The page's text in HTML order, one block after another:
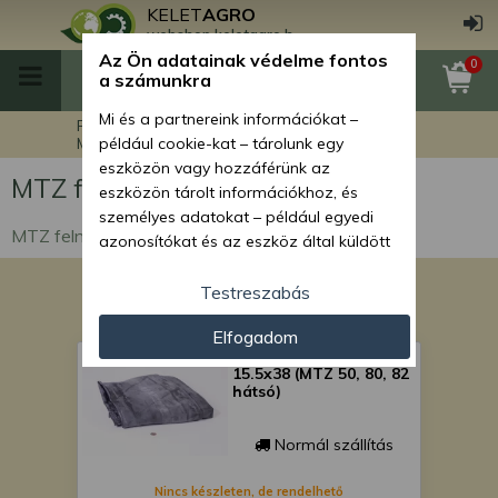
KELETAGRO
webshop.keletagro.hu
0
Főoldal
MTZ traktor alkatrészek
MTZ felnik és gumik
MTZ felnik és gumik
MTZ felnik és gumik
gumi belső 13.6-38,
15.5x38 (MTZ 50, 80, 82
hátsó)
Normál szállítás
Nincs készleten, de rendelhető
Az Ön adatainak védelme fontos
a számunkra
Mi és a partnereink információkat –
például cookie-kat – tárolunk egy
eszközön vagy hozzáférünk az
eszközön tárolt információkhoz, és
személyes adatokat – például egyedi
azonosítókat és az eszköz által küldött
személyre szabott hirdetések és
tartalom nyújtásához, hirdetés- és
tartalomméréshez, nézettségi adatok
gyűjtéséhez, valamint termékek
kifejlesztéséhez és a termékek
javításához. Az Ön engedélyével mi és a
partnereink eszközleolvasásos
adatokat és azonosítási információkat
Testreszabás
Elfogadom